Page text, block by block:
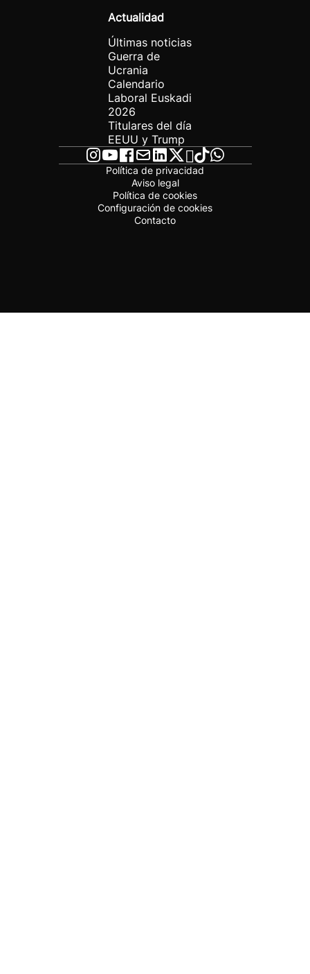
Actualidad
Últimas noticias
Guerra de
Ucrania
Calendario
Laboral Euskadi
2026
Titulares del día
EEUU y Trump
Política de privacidad
Aviso legal
Política de cookies
Configuración de cookies
Contacto